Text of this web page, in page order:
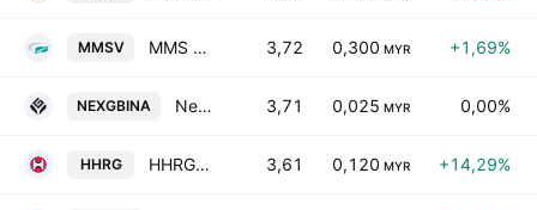
MMSV MMS Ventures Bhd. 3,72 0,300 MYR +1,69%
NEXGBINA NexG Bina Berhad 3,71 0,025 MYR 0,00%
HHRG HHRG BERHAD 3,61 0,120 MYR +14,29%